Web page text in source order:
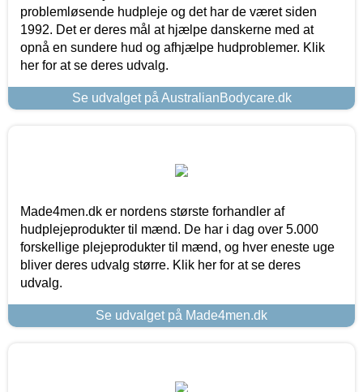
problemløsende hudpleje og det har de været siden
1992. Det er deres mål at hjælpe danskerne med at
opnå en sundere hud og afhjælpe hudproblemer. Klik
her for at se deres udvalg.
Se udvalget på AustralianBodycare.dk
Made4men.dk er nordens største forhandler af
hudplejeprodukter til mænd. De har i dag over 5.000
forskellige plejeprodukter til mænd, og hver eneste uge
bliver deres udvalg større. Klik her for at se deres
udvalg.
Se udvalget på Made4men.dk